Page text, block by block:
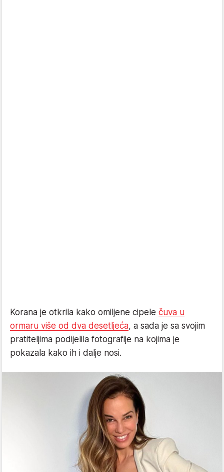
Korana je otkrila kako omiljene cipele čuva u
ormaru više od dva desetljeća, a sada je sa svojim
pratiteljima podijelila fotografije na kojima je
pokazala kako ih i dalje nosi.